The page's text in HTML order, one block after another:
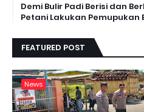
Demi Bulir Padi Berisi dan
Petani Lakukan Pemupukan
FEATURED POST
News